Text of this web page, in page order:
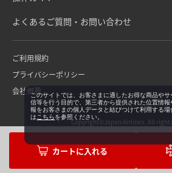
よくあるご質問・お問い合わせ
ご利用規約
プライバシーポリシー
会社概要
Copyright©Japan Airlines. All
このサイトでは、お客さまに適したお得な商品や
信等を行う目的で、第三者から提供された位置情
報をお客さまの個人データと結びつけて利用する場
は こちらを参照ください。